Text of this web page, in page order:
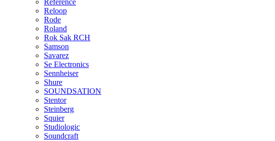
Reloop
Rode
Roland
Rok Sak RCH
Samson
Savarez
Se Electronics
Sennheiser
Shure
SOUNDSATION
Stentor
Steinberg
Squier
Studiologic
Soundcraft